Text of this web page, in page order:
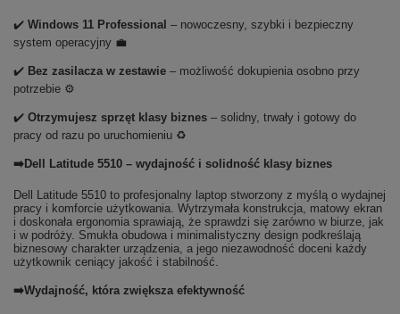
✔️ Windows 11 Professional – nowoczesny, szybki i bezpieczny
system operacyjny 💼
✔️ Bez zasilacza w zestawie – możliwość dokupienia osobno przy
potrzebie ⚙️
✔️ Otrzymujesz sprzęt klasy biznes – solidny, trwały i gotowy do
pracy od razu po uruchomieniu ♻️
➡️Dell Latitude 5510 – wydajność i solidność klasy biznes
Dell Latitude 5510 to profesjonalny laptop stworzony z myślą o wydajnej
pracy i komforcie użytkowania. Wytrzymała konstrukcja, matowy ekran
i doskonała ergonomia sprawiają, że sprawdzi się zarówno w biurze, jak
i w podróży. Smukła obudowa i minimalistyczny design podkreślają
biznesowy charakter urządzenia, a jego niezawodność doceni każdy
użytkownik ceniący jakość i stabilność.
➡️Wydajność, która zwiększa efektywność